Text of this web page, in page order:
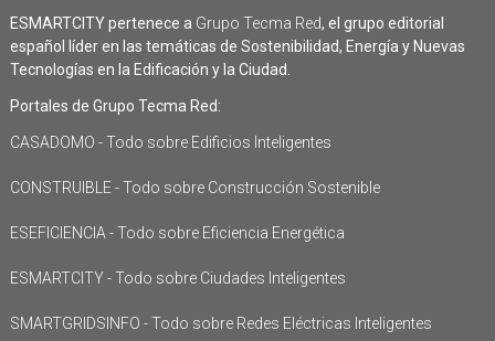
ESMARTCITY pertenece a Grupo Tecma Red, el grupo editorial
español líder en las temáticas de Sostenibilidad, Energía y Nuevas
Tecnologías en la Edificación y la Ciudad.
Portales de Grupo Tecma Red:
CASADOMO - Todo sobre Edificios Inteligentes
CONSTRUIBLE - Todo sobre Construcción Sostenible
ESEFICIENCIA - Todo sobre Eficiencia Energética
ESMARTCITY - Todo sobre Ciudades Inteligentes
SMARTGRIDSINFO - Todo sobre Redes Eléctricas Inteligentes